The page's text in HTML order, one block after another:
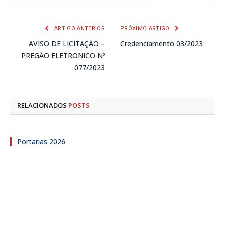
ARTIGO ANTERIOR
AVISO DE LICITAÇÃO –
PREGÃO ELETRONICO Nº
077/2023
PRÓXIMO ARTIGO
Credenciamento 03/2023
RELACIONADOS POSTS
Portarias 2026